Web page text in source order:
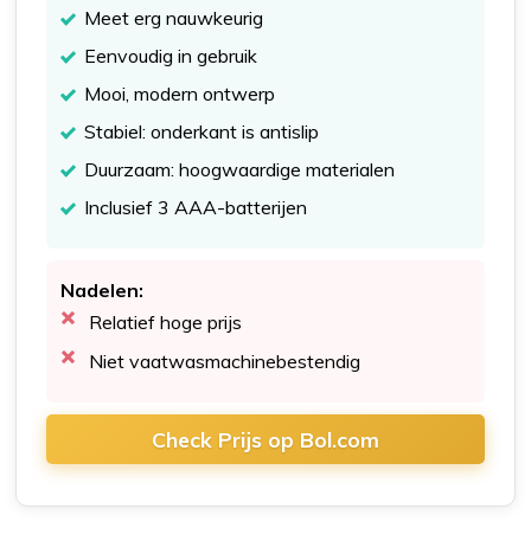
Meet erg nauwkeurig
Eenvoudig in gebruik
Mooi, modern ontwerp
Stabiel: onderkant is antislip
Duurzaam: hoogwaardige materialen
Inclusief 3 AAA-batterijen
Nadelen:
Relatief hoge prijs
Niet vaatwasmachinebestendig
Check Prijs op Bol.com